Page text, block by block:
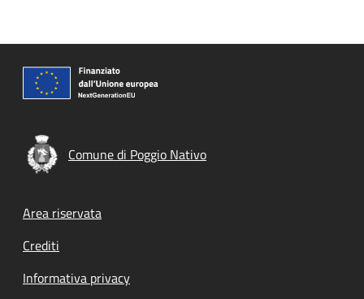
Comune di Poggio Nativo
Footer menu
Area riservata
Crediti
Informativa privacy